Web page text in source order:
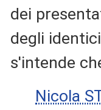
dei
degli
s'intende
Nicola